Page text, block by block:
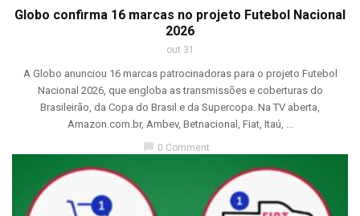
Globo confirma 16 marcas no projeto Futebol Nacional
2026
out 31
A Globo anunciou 16 marcas patrocinadoras para o projeto Futebol
Nacional 2026, que engloba as transmissões e coberturas do
Brasileirão, da Copa do Brasil e da Supercopa. Na TV aberta,
Amazon.com.br, Ambev, Betnacional, Fiat, Itaú, ...
chat_bubble 0 Comment